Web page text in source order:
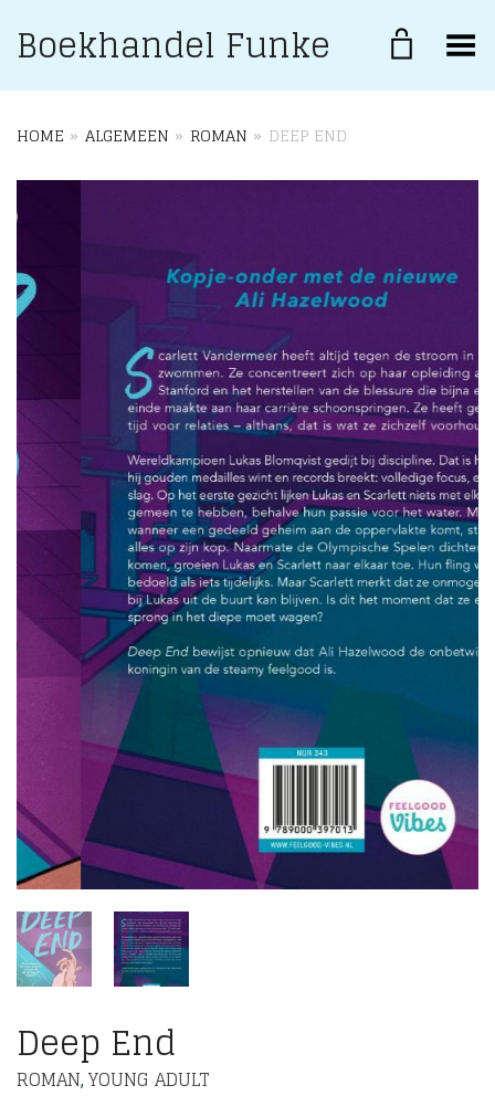
Boekhandel Funke Toggle Menu
HOME » ALGEMEEN » ROMAN » DEEP END
Deep End
ROMAN, YOUNG ADULT